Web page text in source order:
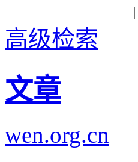
高级检索
文章
wen.org.cn